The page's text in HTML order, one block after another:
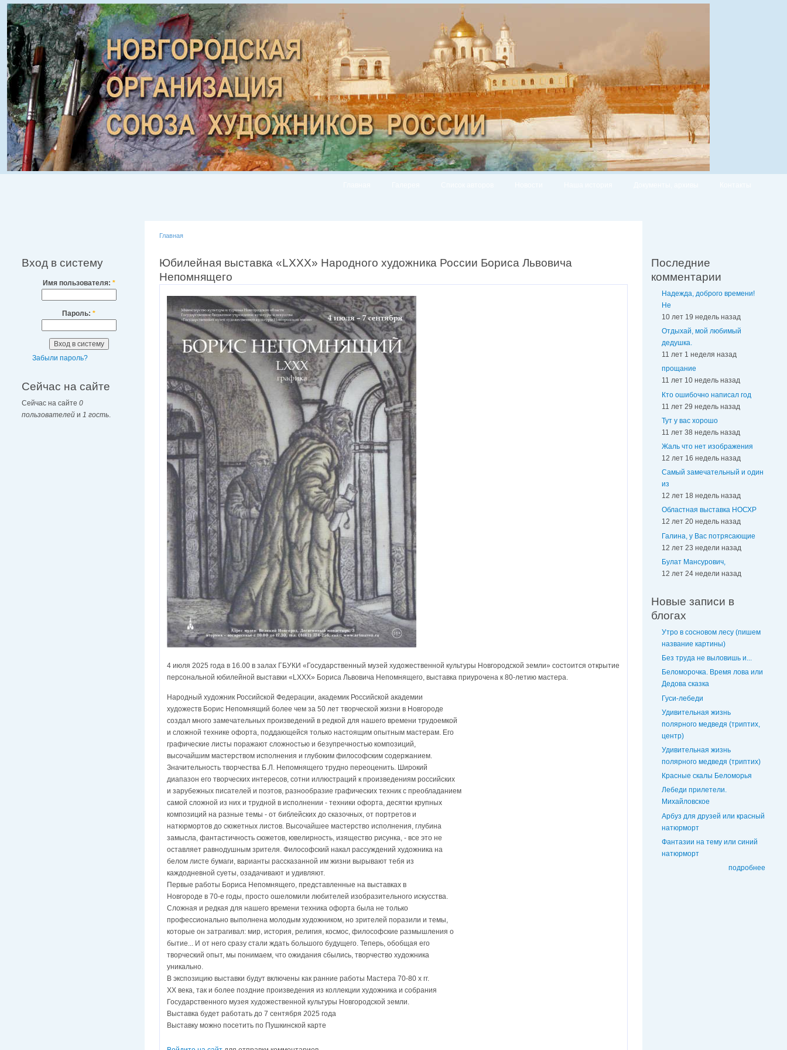
Вход в систему
Имя пользователя: *
Пароль: *
Забыли пароль?
Сейчас на сайте
Сейчас на сайте 0
пользователей и 1 гость
Главная
Юбилейная выставка «LXXX» Народного художника России Бориса Львовича
Непомнящего
4 июля 2025 года в 16.00 в залах ГБУКИ «Государственный музей художественной культуры Новгородской земли» состоится открытие
персональной юбилейной выставки «LXXX» Бориса Львовича Непомнящего, выставка приурочена к 80-летию мастера.
Народный художник Российской Федерации, академик Российской академии
художеств Борис Непомнящий более чем за 50 лет творческой жизни в Новгороде
создал много замечательных произведений в редкой для нашего времени трудоемкой
и сложной технике офорта, поддающейся только настоящим опытным мастерам. Его
графические листы поражают сложностью и безупречностью композиций,
высочайшим мастерством исполнения и глубоким философским содержанием.
Значительность творчества Б.Л. Непомнящего трудно переоценить. Широкий
диапазон его творческих интересов, сотни иллюстраций к произведениям российских
и зарубежных писателей и поэтов, разнообразие графических техник с преобладанием
самой сложной из них и трудной в исполнении - техники офорта, десятки крупных
композиций на разные темы - от библейских до сказочных, от портретов и
натюрмортов до сюжетных листов. Высочайшее мастерство исполнения, глубина
замысла, фантастичность сюжетов, ювелирность, изящество рисунка, - все это не
оставляет равнодушным зрителя. Философский накал рассуждений художника на
белом листе бумаги, варианты рассказанной им жизни вырывают тебя из
каждодневной суеты, озадачивают и удивляют.
Первые работы Бориса Непомнящего, представленные на выставках в
Новгороде в 70-е годы, просто ошеломили любителей изобразительного искусства.
Сложная и редкая для нашего времени техника офорта была не только
профессионально выполнена молодым художником, но зрителей поразили и темы,
которые он затрагивал: мир, история, религия, космос, философские размышления о
бытие... И от него сразу стали ждать большого будущего. Теперь, обобщая его
творческий опыт, мы понимаем, что ожидания сбылись, творчество художника
уникально.
В экспозицию выставки будут включены как ранние работы Мастера 70-80 х гг.
ХХ века, так и более поздние произведения из коллекции художника и собрания
Государственного музея художественной культуры Новгородской земли.
Выставка будет работать до 7 сентября 2025 года
Выставку можно посетить по Пушкинской карте
Последние
комментарии
Надежда, доброго времени!
Не
10 лет 19 недель назад
Отдыхай, мой любимый
дедушка.
11 лет 1 неделя назад
прощание
11 лет 10 недель назад
Кто ошибочно написал год
11 лет 29 недель назад
Тут у вас хорошо
11 лет 38 недель назад
Жаль что нет изображения
12 лет 16 недель назад
Самый замечательный и один
из
12 лет 18 недель назад
Областная выставка НОСХР
12 лет 20 недель назад
Галина, у Вас потрясающие
12 лет 23 недели назад
Булат Мансурович,
12 лет 24 недели назад
Новые записи в
блогах
Утро в сосновом лесу (пишем
название картины)
Без труда не выловишь и...
Беломорочка. Время лова или
Дедова сказка
Гуси-лебеди
Удивительная жизнь
полярного медведя (триптих,
центр)
Удивительная жизнь
полярного медведя (триптих)
Красные скалы Беломорья
Лебеди прилетели.
Михайловское
Арбуз для друзей или красный
натюрморт
Фантазии на тему или синий
натюрморт
подробнее